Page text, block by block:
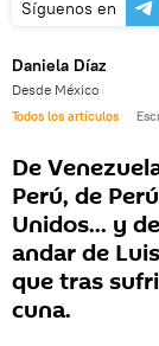
Síguenos en
Daniela Díaz
Desde México
Todos los artículos
De
Perú, de
Unidos... y
andar de
que tras
cuna.